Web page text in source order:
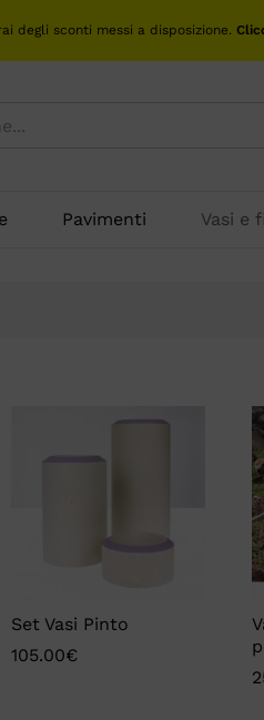
Pavimenti Vasi e
Set Vasi Pinto
105.00€
degli sconti messi a disposizione.